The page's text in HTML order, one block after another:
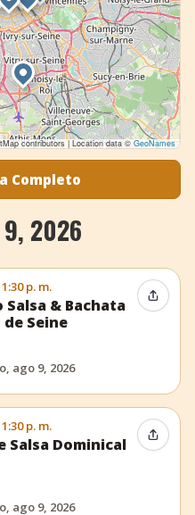
contributors | Location data ©GeoNames
Completo
9, 2026
p. m.
Salsa & Bachata
de Seine
ago 9, 2026
p. m.
Salsa Dominical
ago 9, 2026